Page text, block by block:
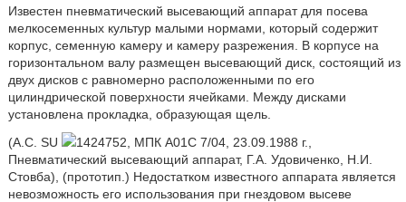
Известен пневматический высевающий аппарат для посева
мелкосеменных культур малыми нормами, который содержит
корпус, семенную камеру и камеру разрежения. В корпусе на
горизонтальном валу размещен высевающий диск, состоящий из
двух дисков с равномерно расположенными по его
цилиндрической поверхности ячейками. Между дисками
установлена прокладка, образующая щель.
(А.С. SU
1424752, МПК А01С 7/04, 23.09.1988 г.,
Пневматический высевающий аппарат, Г.А. Удовиченко, Н.И.
Стовба), (прототип.) Недостатком известного аппарата является
невозможность его использования при гнездовом высеве